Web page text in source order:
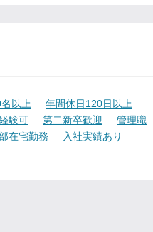
以上
年間休日120日以上
験可 第二新卒歓迎
管理職
在宅勤務
入社実績あり